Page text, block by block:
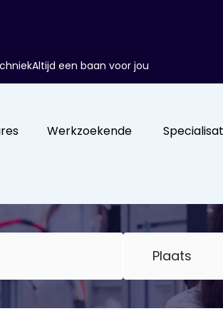
Altijd een baan voor jou
Werkzoekende